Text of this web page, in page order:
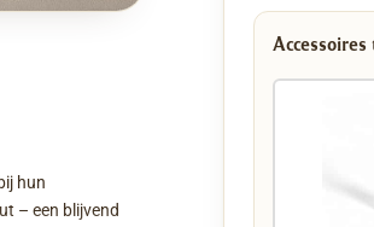
hun
– een blijvend